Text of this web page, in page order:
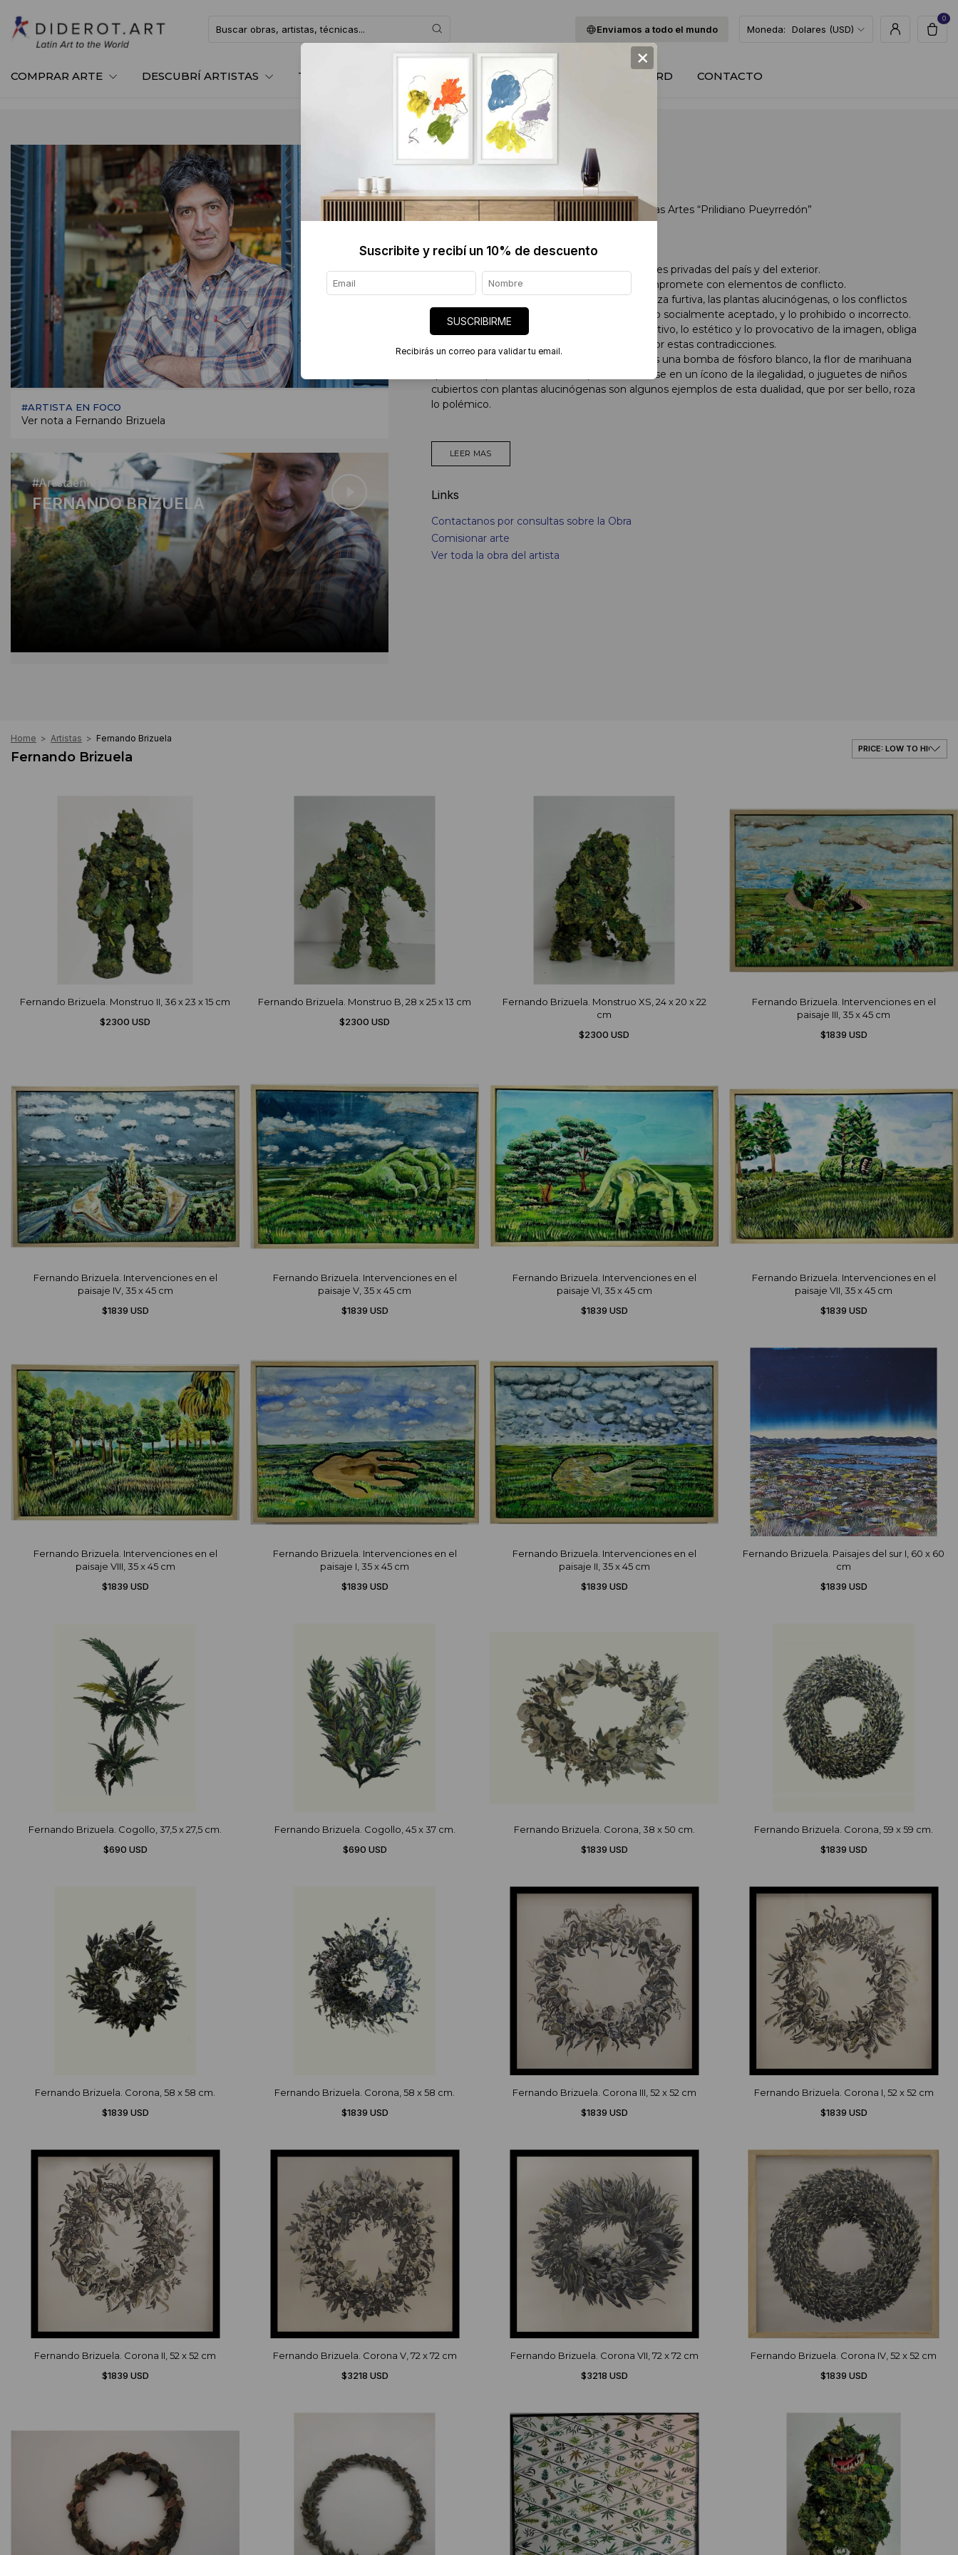
Enviamos a todo el mundo Moneda: Dolares (USD)
0
COMPRAR ARTE DESCUBRÍ ARTISTAS TE ASESORAMOS BLOG QUIENES SOMOS GIFT CARD CONTACTO
#ARTISTA EN FOCO
Ver nota a Fernando Brizuela
#Artistaenfoco
FERNANDO BRIZUELA
Fernando Brizuela
Profesor de Pintura, Escuela Nacional de Bellas Artes “Prilidiano Pueyrredón”
Taller Carolina Antoniadis
Podemos encontrar sus obras en el colecciones privadas del país y del exterior.
Fernando Brizuela a través de su obra, se compromete con elementos de conflicto.
Haciendo foco en temas como lo bélico, la caza furtiva, las plantas alucinógenas, o los conflictos
sociales, plantea un juego entre lo permitido o socialmente aceptado, y lo prohibido o incorrecto.
Hipnotizando y seduciendo mediante lo atractivo, lo estético y lo provocativo de la imagen, obliga
al espectador a cuestionarse y a poner en valor estas contradicciones.
El hermoso destello blanco que en realidad es una bomba de fósforo blanco, la flor de marihuana
que se desprende de lo natural para convertirse en un ícono de la ilegalidad, o juguetes de niños
cubiertos con plantas alucinógenas son algunos ejemplos de esta dualidad, que por ser bello, roza
lo polémico.
LEER MAS
Links
Contactanos por consultas sobre la Obra
Comisionar arte
Ver toda la obra del artista
Home > Artistas > Fernando Brizuela
Fernando Brizuela
Fernando Brizuela. Monstruo II, 36 x 23 x 15 cm
$2300 USD
Fernando Brizuela. Monstruo B, 28 x 25 x 13 cm
$2300 USD
Fernando Brizuela. Monstruo XS, 24 x 20 x 22
cm
$2300 USD
Fernando Brizuela. Intervenciones en el
paisaje III, 35 x 45 cm
$1839 USD
Fernando Brizuela. Intervenciones en el
paisaje IV, 35 x 45 cm
$1839 USD
Fernando Brizuela. Intervenciones en el
paisaje V, 35 x 45 cm
$1839 USD
Fernando Brizuela. Intervenciones en el
paisaje VI, 35 x 45 cm
$1839 USD
Fernando Brizuela. Intervenciones en el
paisaje VII, 35 x 45 cm
$1839 USD
Fernando Brizuela. Intervenciones en el
paisaje VIII, 35 x 45 cm
$1839 USD
Fernando Brizuela. Intervenciones en el
paisaje I, 35 x 45 cm
$1839 USD
Fernando Brizuela. Intervenciones en el
paisaje II, 35 x 45 cm
$1839 USD
Fernando Brizuela. Paisajes del sur I, 60 x 60
cm
$1839 USD
Fernando Brizuela. Cogollo, 37,5 x 27,5 cm.
$690 USD
Fernando Brizuela. Cogollo, 45 x 37 cm.
$690 USD
Fernando Brizuela. Corona, 38 x 50 cm.
$1839 USD
Fernando Brizuela. Corona, 59 x 59 cm.
$1839 USD
Fernando Brizuela. Corona, 58 x 58 cm.
$1839 USD
Fernando Brizuela. Corona, 58 x 58 cm.
$1839 USD
Fernando Brizuela. Corona III, 52 x 52 cm
$1839 USD
Fernando Brizuela. Corona I, 52 x 52 cm
$1839 USD
Fernando Brizuela. Corona II, 52 x 52 cm
$1839 USD
Fernando Brizuela. Corona V, 72 x 72 cm
$3218 USD
Fernando Brizuela. Corona VII, 72 x 72 cm
$3218 USD
Fernando Brizuela. Corona IV, 52 x 52 cm
$1839 USD
×
Suscribite y recibí un 10% de descuento
SUSCRIBIRME
Recibirás un correo para validar tu email.